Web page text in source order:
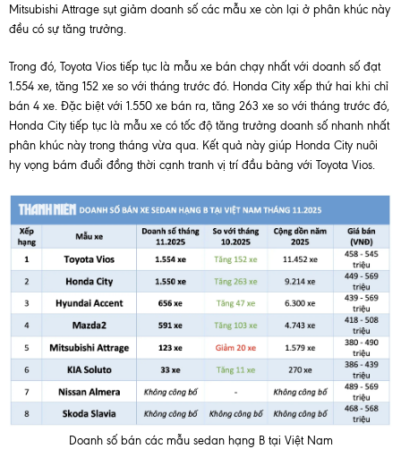
Mitsubishi Attrage sụt giảm doanh số các mẫu xe còn lại ở phân khúc này
đều có sự tăng trưởng.
Trong đó, Toyota Vios tiếp tục là mẫu xe bán chạy nhất với doanh số đạt
1.554 xe, tăng 152 xe so với tháng trước đó. Honda City xếp thứ hai khi chỉ
bán 4 xe. Đặc biệt với 1.550 xe bán ra, tăng 263 xe so với tháng trước đó,
Honda City tiếp tục là mẫu xe có tốc độ tăng trưởng doanh số nhanh nhất
phân khúc này trong tháng vừa qua. Kết quả này giúp Honda City nuôi
hy vọng bám đuổi đồng thời cạnh tranh vị trí đầu bảng với Toyota Vios.
Doanh số bán các mẫu sedan hạng B tại Việt Nam